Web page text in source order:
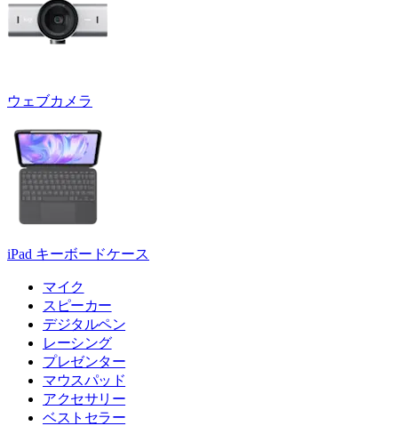
ウェブカメラ
iPad キーボードケース
マイク
スピーカー
デジタルペン
レーシング
プレゼンター
マウスパッド
アクセサリー
ベストセラー